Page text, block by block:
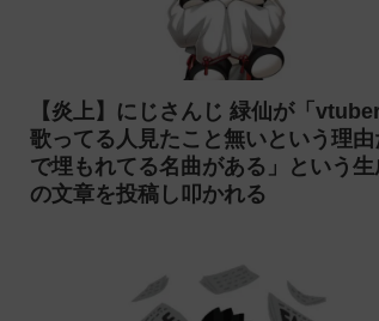
【炎上】にじさんじ 緑仙が「
歌ってる人見たこと無いという理由
で埋もれてる名曲がある」という生
の文章を投稿し叩かれる